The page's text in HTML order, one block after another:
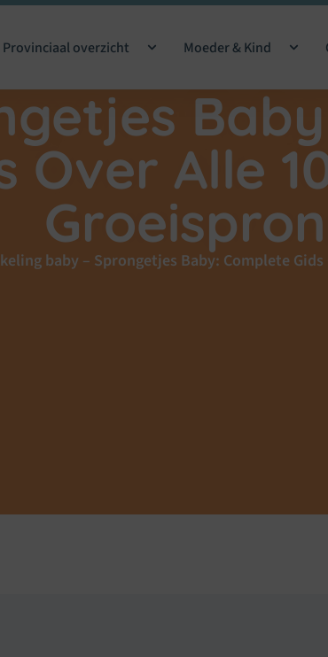
Provinciaal overzicht Moeder & Kind
Over Alle
baby – Sprongetjes Baby: Complete